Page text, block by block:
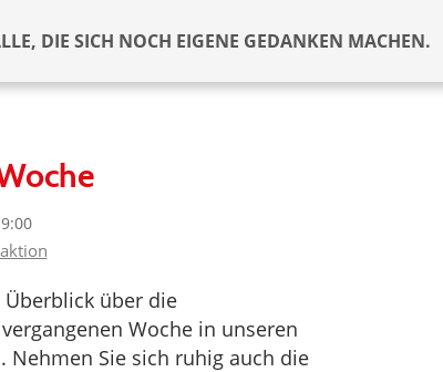
DIE SICH NOCH EIGENE GEDANKEN MACHEN.
über die
Woche in unseren
Nehmen Sie sich ruhig auch die